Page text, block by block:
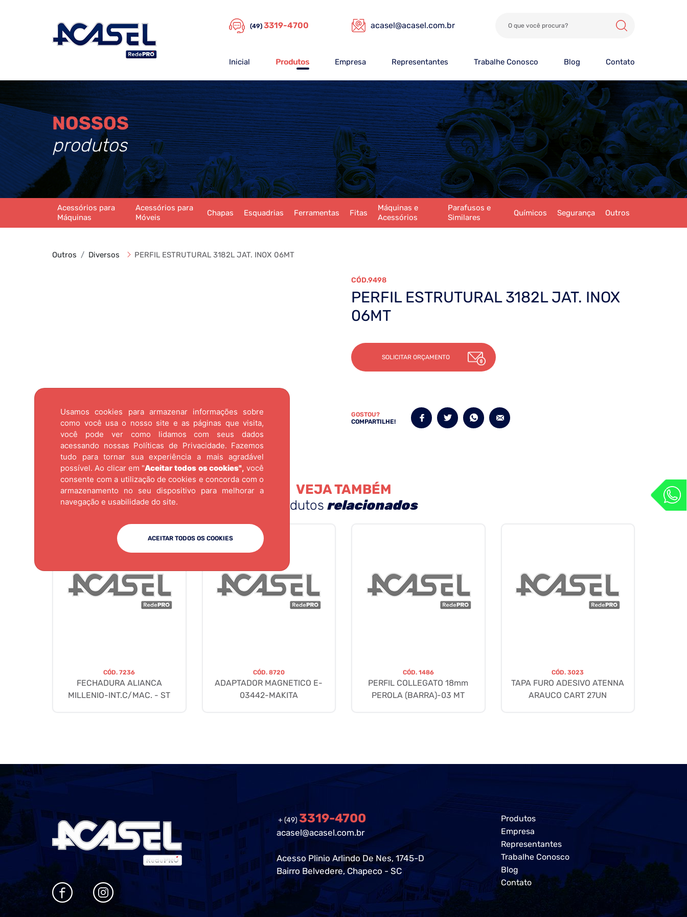
Usamos cookies para armazenar informações sobre
como você usa o nosso site e as páginas que visita,
você pode ver como lidamos com seus dados
acessando nossas Políticas de Privacidade. Fazemos
tudo para tornar sua experiência a mais agradável
possível. Ao clicar em "Aceitar todos os cookies", você
consente com a utilização de cookies e concorda com o
armazenamento no seu dispositivo para melhorar a
navegação e usabilidade do site.
ACEITAR TODOS OS COOKIES
(49) 3319-4700 acasel@acasel.com.br
Inicial Produtos Empresa Representantes Trabalhe Conosco Blog Contato
NOSSOS
produtos
Acessórios para
Máquinas
Acessórios para
Móveis
Chapas Esquadrias Ferramentas Fitas
Máquinas e
Acessórios
Parafusos e
Similares
Químicos Segurança Outros
Outros Diversos PERFIL ESTRUTURAL 3182L JAT. INOX 06MT
9498
PERFIL ESTRUTURAL 3182L JAT. INOX
06MT
SOLICITAR ORÇAMENTO
GOSTOU?
COMPARTILHE!
VEJA TAMBÉM
produtos relacionados
CÓD.7236
FECHADURA ALIANCA
MILLENIO-INT.C/MAC. - ST
CÓD. 8720
ADAPTADOR MAGNETICO E-
03442-MAKITA
CÓD. 1486
PERFIL COLLEGATO 18mm
PEROLA (BARRA)-03 MT
CÓD.3023
TAPA FURO ADESIVO ATENNA
ARAUCO CART 27UN
+ (49) 3319-4700
acasel@acasel.com.br
Acesso Plinio Arlindo De Nes, 1745-D
Bairro Belvedere, Chapeco - SC
Produtos
Empresa
Representantes
Trabalhe Conosco
Blog
Contato